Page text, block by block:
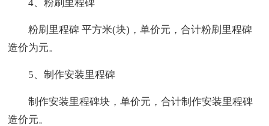
4、粉刷里程碑
粉刷里程碑 平方米(块)，单价元，合计粉刷里程碑
造价为元。
5、制作安装里程碑
制作安装里程碑块，单价元，合计制作安装里程碑
造价元。